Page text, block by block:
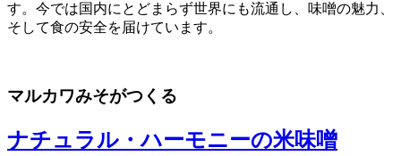
す。今では国内にとどまらず世界にも流通し、味噌の魅力、
そして食の安全を届けています。
マルカワみそがつくる
ナチュラル・ハーモニーの米味噌